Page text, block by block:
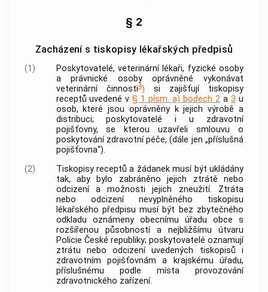
§ 2
Zacházení s tiskopisy lékařských předpisů
(1)
Poskytovatelé, veterinární lékaři, fyzické osoby
a právnické osoby oprávněné vykonávat
veterinární činnosti4) si zajišťují tiskopisy
receptů uvedené v§ 1 písm. a) bodech 2 a3 u
osob, které jsou oprávněny k jejich výrobě a
distribuci; poskytovatelé i u zdravotní
pojišťovny, se kterou uzavřeli smlouvu o
poskytování zdravotní péče, (dále jen „příslušná
pojišťovna“).
(2)
Tiskopisy receptů a žádanek musí být ukládány
tak, aby bylo zabráněno jejich ztrátě nebo
odcizení a možnosti jejich zneužití. Ztráta
nebo odcizení nevyplněného tiskopisu
lékařského předpisu musí být bez zbytečného
odkladu oznámeny obecnímu úřadu obce s
rozšířenou působností a nejbližšímu útvaru
Policie České republiky; poskytovatelé oznamují
ztrátu nebo odcizení uvedených tiskopisů i
zdravotním pojišťovnám a krajskému úřadu,
příslušnému podle místa provozování
zdravotnického zařízení.